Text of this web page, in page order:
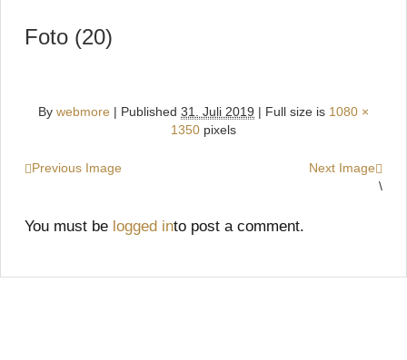
Foto (20)
By webmore | Published 31. Juli 2019 | Full size is 1080 ×
1350 pixels
Previous Image
Next Image
\
You must be logged into post a comment.